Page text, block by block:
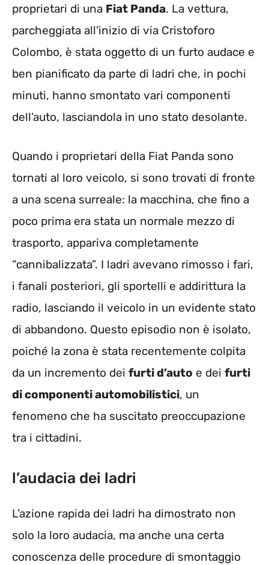
proprietari di una Fiat Panda. La vettura,
parcheggiata all’inizio di via Cristoforo
Colombo, è stata oggetto di un furto audace e
ben pianificato da parte di ladri che, in pochi
minuti, hanno smontato vari componenti
dell’auto, lasciandola in uno stato desolante.
Quando i proprietari della Fiat Panda sono
tornati al loro veicolo, si sono trovati di fronte
a una scena surreale: la macchina, che fino a
poco prima era stata un normale mezzo di
trasporto, appariva completamente
“cannibalizzata”. I ladri avevano rimosso i fari,
i fanali posteriori, gli sportelli e addirittura la
radio, lasciando il veicolo in un evidente stato
di abbandono. Questo episodio non è isolato,
poiché la zona è stata recentemente colpita
da un incremento dei furti d’auto e dei furti
di componenti automobilistici, un
fenomeno che ha suscitato preoccupazione
tra i cittadini.
l’audacia dei ladri
L’azione rapida dei ladri ha dimostrato non
solo la loro audacia, ma anche una certa
conoscenza delle procedure di smontaggio